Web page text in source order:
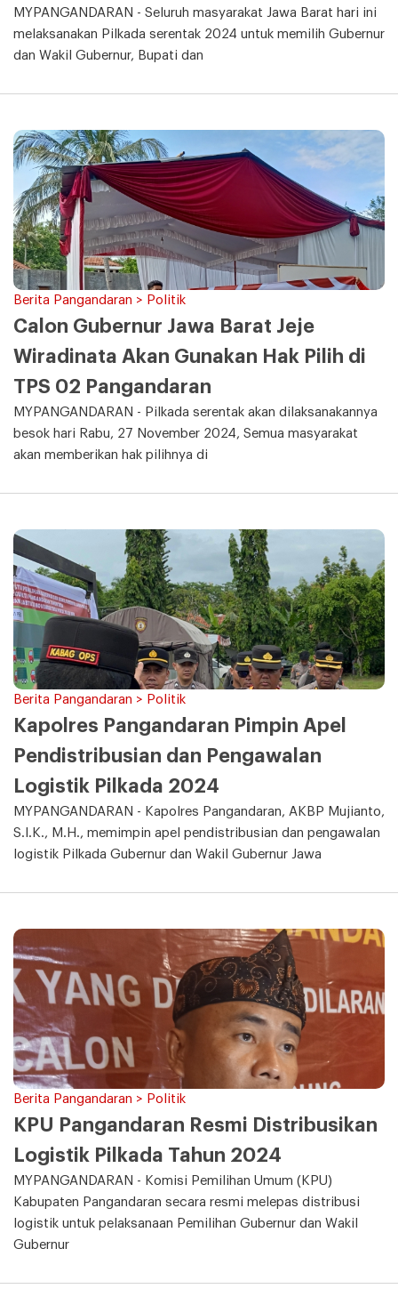
MYPANGANDARAN - Seluruh masyarakat Jawa Barat hari ini
melaksanakan Pilkada serentak 2024 untuk memilih Gubernur
dan Wakil Gubernur, Bupati dan
Berita Pangandaran > Politik
Calon Gubernur Jawa Barat Jeje
Wiradinata Akan Gunakan Hak Pilih di
TPS 02 Pangandaran
MYPANGANDARAN - Pilkada serentak akan dilaksanakannya
besok hari Rabu, 27 November 2024, Semua masyarakat
akan memberikan hak pilihnya di
Berita Pangandaran > Politik
Kapolres Pangandaran Pimpin Apel
Pendistribusian dan Pengawalan
Logistik Pilkada 2024
MYPANGANDARAN - Kapolres Pangandaran, AKBP Mujianto,
S.I.K., M.H., memimpin apel pendistribusian dan pengawalan
logistik Pilkada Gubernur dan Wakil Gubernur Jawa
Berita Pangandaran > Politik
KPU Pangandaran Resmi Distribusikan
Logistik Pilkada Tahun 2024
MYPANGANDARAN - Komisi Pemilihan Umum (KPU)
Kabupaten Pangandaran secara resmi melepas distribusi
logistik untuk pelaksanaan Pemilihan Gubernur dan Wakil
Gubernur